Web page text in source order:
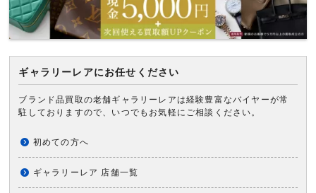
ギャラリーレアにお任せください
ブランド品買取の老舗ギャラリーレアは経験豊富なバイヤーが常
駐しておりますので、いつでもお気軽にご相談ください。
初めての方へ
ギャラリーレア 店舗一覧